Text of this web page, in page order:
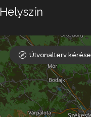
Helyszín
Útvonalterv kérése